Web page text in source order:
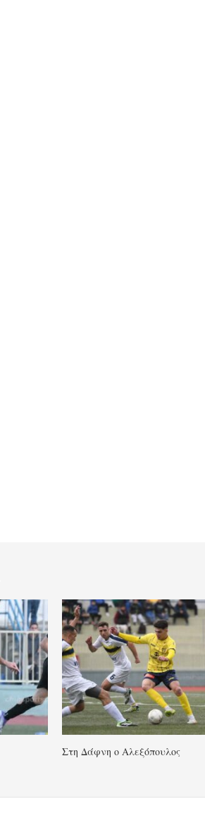
Στη Δάφνη ο Αλεξόπουλος